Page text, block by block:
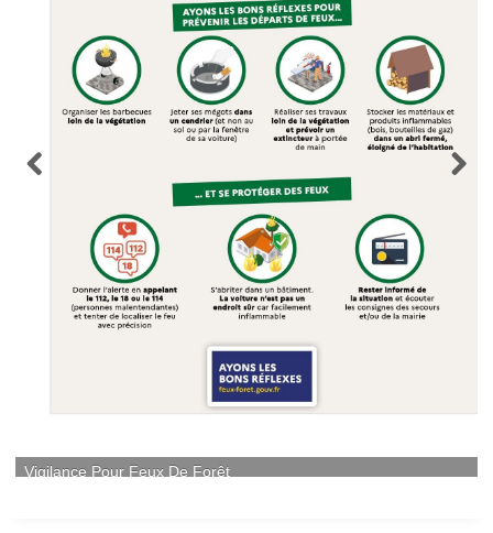
Vigilance Pour Feux De Forêt